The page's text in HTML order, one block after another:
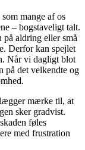
mange af os
– bogstaveligt talt.
aldring eller små
Derfor kan spejlet
Når vi dagligt blot
på det velkendte og
mærke til, at
sker gradvist.
føles
med frustration